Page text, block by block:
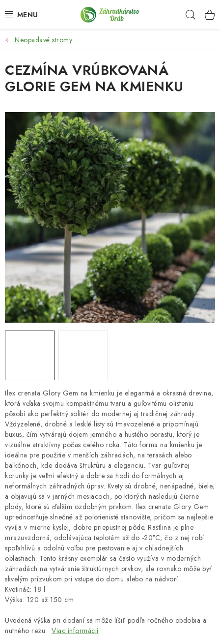
na
OKRASNÉ DREVINY
OLIVOVNÍKY, PALMY, CITRUSY
DROBNÉ OVOCIE
OVOCNÉ STROMY
KVETY A BYLINKY
SADIVÁ
ZÁHRADKÁRSKE POTREBY
HNOJIVÁ
CHÉMIA
DEKORÁCIE
PRIESADY ZELENINY
Neopadavé stromy
Ilex crenata Glory Gem na kmienku je elegantná a okrasná drevina,
ktorá vďaka svojmu kompaktnému tvaru a guľovitému olisteniu
pôsobí ako perfektný solitér do modernej aj tradičnej záhrady.
Vždyzelené, drobné a lesklé listy sú tmavozelené a pripomínajú
buxus, čím vytvárajú dojem jemného a hustého porastu, ktorý je
vizuálne atraktívny počas celého roka. Táto forma na kmienku je
ideálna pre použitie v menších záhradách, na terasách alebo
balkónoch, kde dodáva štruktúru a eleganciu. Tvar guľovitej
korunky je veľmi efektný a dobre sa hodí do formálnych aj
neformálnych záhradných úprav. Kvety sú drobné, nenápadné, biele,
a objavujú sa v jarných mesiacoch, po ktorých nasledujú čierne
plody, ktoré sú ďalším ozdobným prvkom. Ilex crenata Glory Gem
uprednostňuje slnečné až polotienisté stanovište, pričom sa najlepšie
vyvíja v mierne kyslej, dobre priepustnej pôde. Rastlina je plne
mrazuvzdorná, odolávajúca teplotám až do -20°C, čo z nej robí
spoľahlivú a odolnú voľbu pre pestovanie aj v chladnejších
oblastiach. Tento krásny exemplár sa často využíva v moderných
záhradách na vytváranie štruktúrnych prvkov, ale rovnako môže byť
skvelým prízvukom pri vstupe do domu alebo na nádvorí.
Kvetináč: 18 l
Výška: 120 až 150 cm
Uvedená výška pri dodaní sa môže líšiť podľa ročného obdobia a
nutného rezu. Viac informácií
CEZMÍNA VRÚBKOVANÁ
GLORIE GEM NA KMIENKU